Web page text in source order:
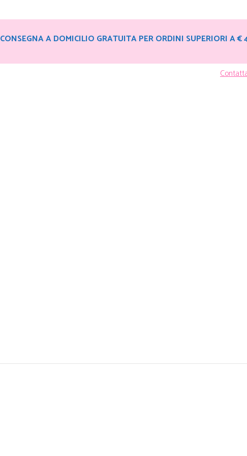
CONSEGNA A DOMICILIO GRATUITA PER ORDINI SUPERIORI A €